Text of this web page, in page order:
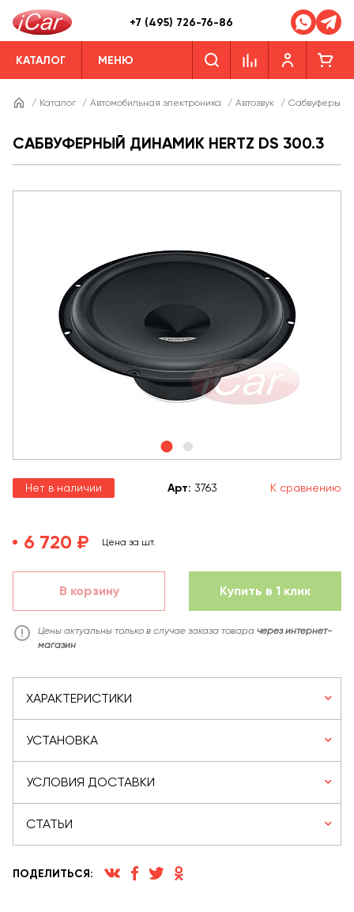
+7 (495) 726-76-86
КАТАЛОГ МЕНЮ
/ Каталог / Автомобильная электроника / Автозвук / Сабвуферы
САБВУФЕРНЫЙ ДИНАМИК HERTZ DS 300.3
Нет в наличии Арт: 3763 К сравнению
6 720 ₽ Цена за шт.
В корзину Купить в 1 клик
Цены актуальны только в случае заказа товара через интернет-
магазин
ХАРАКТЕРИСТИКИ
УСТАНОВКА
УСЛОВИЯ ДОСТАВКИ
СТАТЬИ
ПОДЕЛИТЬСЯ: